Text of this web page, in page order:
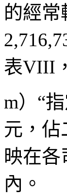
的經常
表VIII
m）“
元，佔
映在
內。